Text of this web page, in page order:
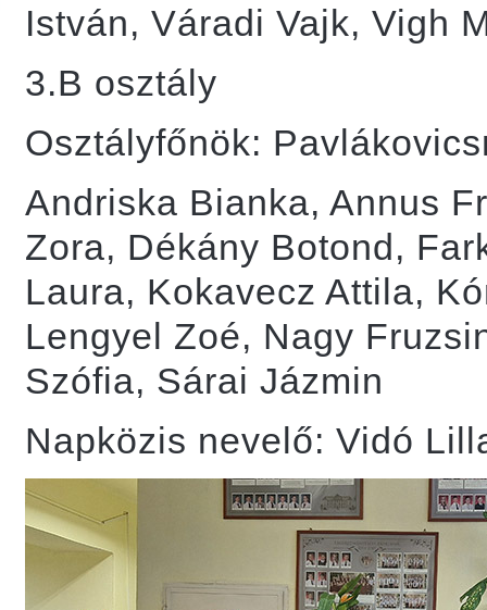
István, Váradi Vajk, Vigh
3.B osztály
Osztályfőnök:
Andriska Bianka, Annus
Zora, Dékány Botond,
Laura, Kokavecz Attila,
Lengyel Zoé, Nagy
Szófia, Sárai Jázmin
Napközis nevelő: Vidó